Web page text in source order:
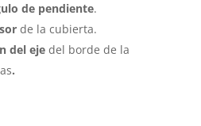
de pendiente.
de la cubierta.
del ejedel borde de la
.